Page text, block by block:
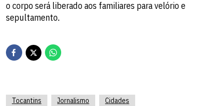
o corpo será liberado aos familiares para velório e
sepultamento.
Tocantins Jornalismo Cidades